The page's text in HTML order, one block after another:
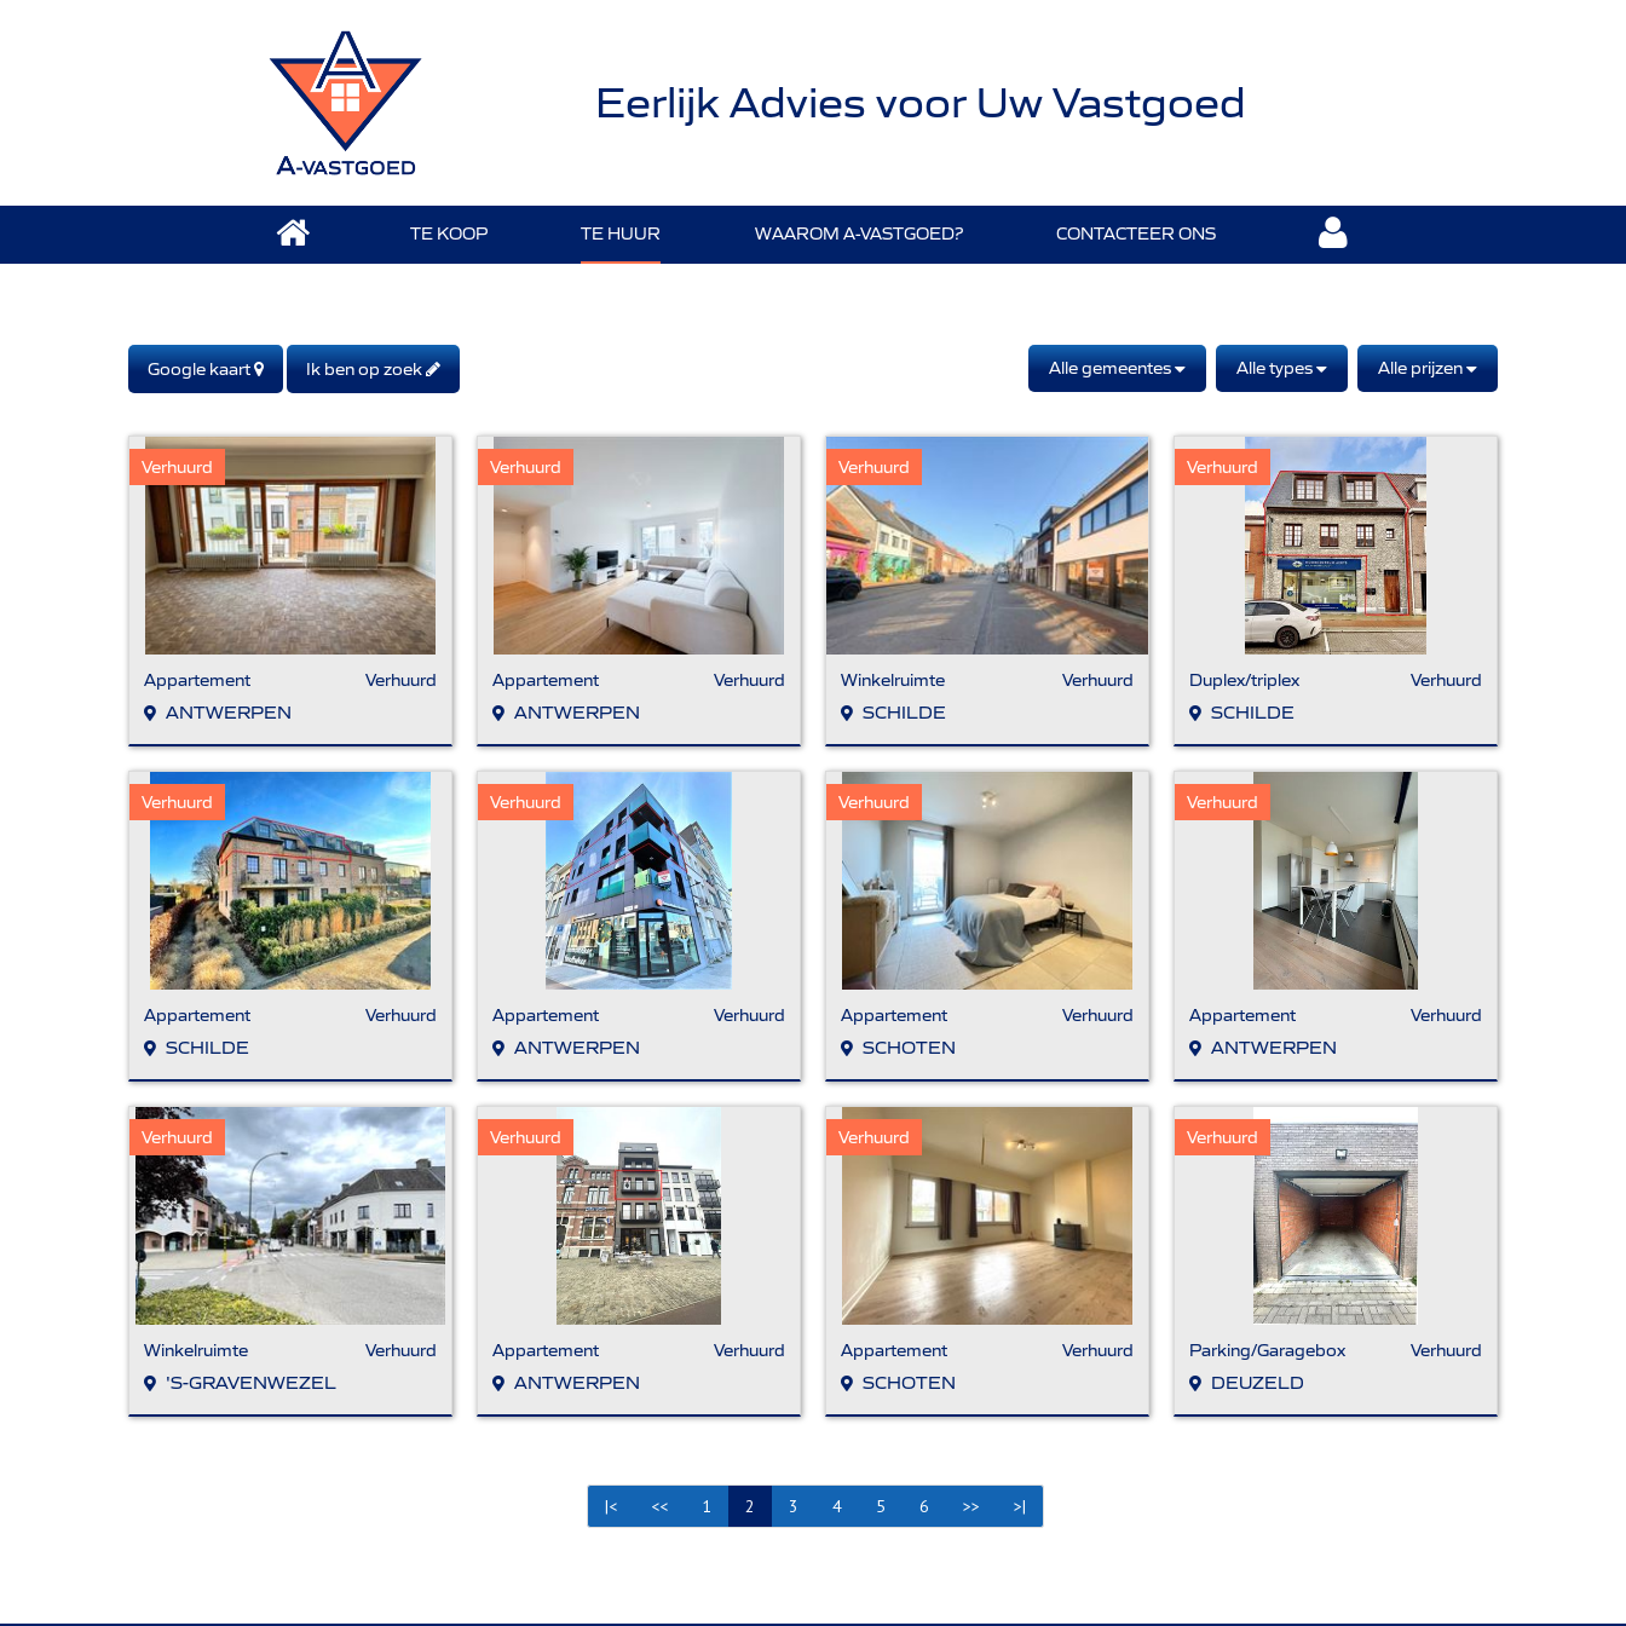
Eerlijk Advies voor Uw Vastgoed
TE KOOP TE HUUR WAAROM A-VASTGOED? CONTACTEER ONS
Google kaart Ik ben op zoek Alle gemeentes Alle types Alle prijzen
Verhuurd
Appartement Verhuurd
ANTWERPEN
Verhuurd
Appartement Verhuurd
ANTWERPEN
Verhuurd
Winkelruimte Verhuurd
SCHILDE
Verhuurd
Duplex/triplex Verhuurd
SCHILDE
Verhuurd
Appartement Verhuurd
SCHILDE
Verhuurd
Appartement Verhuurd
ANTWERPEN
Verhuurd
Appartement Verhuurd
SCHOTEN
Verhuurd
Appartement Verhuurd
ANTWERPEN
Verhuurd
Winkelruimte Verhuurd
'S-GRAVENWEZEL
Verhuurd
Appartement Verhuurd
ANTWERPEN
Verhuurd
Appartement Verhuurd
SCHOTEN
Verhuurd
Parking/Garagebox Verhuurd
DEUZELD
|< << 1 2 3 4 5 6 >> >|